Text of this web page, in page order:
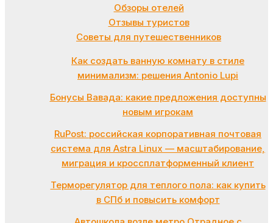
Обзоры отелей
Отзывы туристов
Советы для путешественников
Как создать ванную комнату в стиле
минимализм: решения Antonio Lupi
Бонусы Вавада: какие предложения доступны
новым игрокам
RuPost: российская корпоративная почтовая
система для Astra Linux — масштабирование,
миграция и кроссплатформенный клиент
Терморегулятор для теплого пола: как купить
в СПб и повысить комфорт